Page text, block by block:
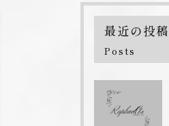
最近の投稿
Posts